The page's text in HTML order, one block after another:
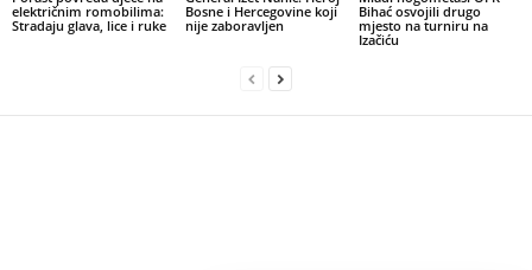
električnim romobilima:
Stradaju glava, lice i ruke
Bosne i Hercegovine koji
nije zaboravljen
Bihać osvojili drugo
mjesto na turniru na
Izačiću